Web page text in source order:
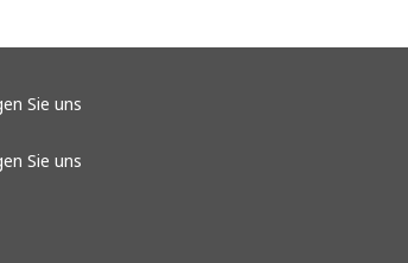
Sie uns
Sie uns